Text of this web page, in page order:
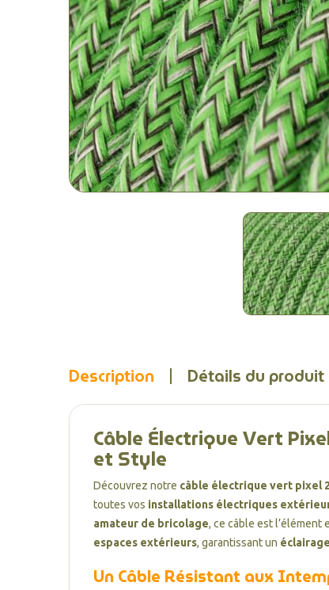
Description Détails du produit
Câble Électrique Vert
et Style
Découvrez notre câble électrique vert pixel
toutes vos installations électriques
amateur de bricolage, ce câble est l’élément
espaces extérieurs, garantissant un
Un Câble Résistant aux